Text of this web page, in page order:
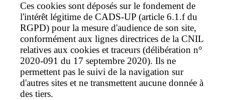
Ces cookies sont déposés sur le fondement de
l'intérêt légitime de CADS-UP (article 6.1.f du
RGPD) pour la mesure d'audience de son site,
conformément aux lignes directrices de la CNIL
relatives aux cookies et traceurs (délibération n°
2020-091 du 17 septembre 2020). Ils ne
permettent pas le suivi de la navigation sur
d'autres sites et ne transmettent aucune donnée à
des tiers.